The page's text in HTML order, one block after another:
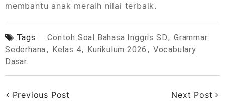
membantu anak meraih nilai terbaik.
Tags : Contoh Soal Bahasa Inggris SD, Grammar
Sederhana, Kelas 4, Kurikulum 2026 , Vocabulary
Dasar
Previous Post Next Post